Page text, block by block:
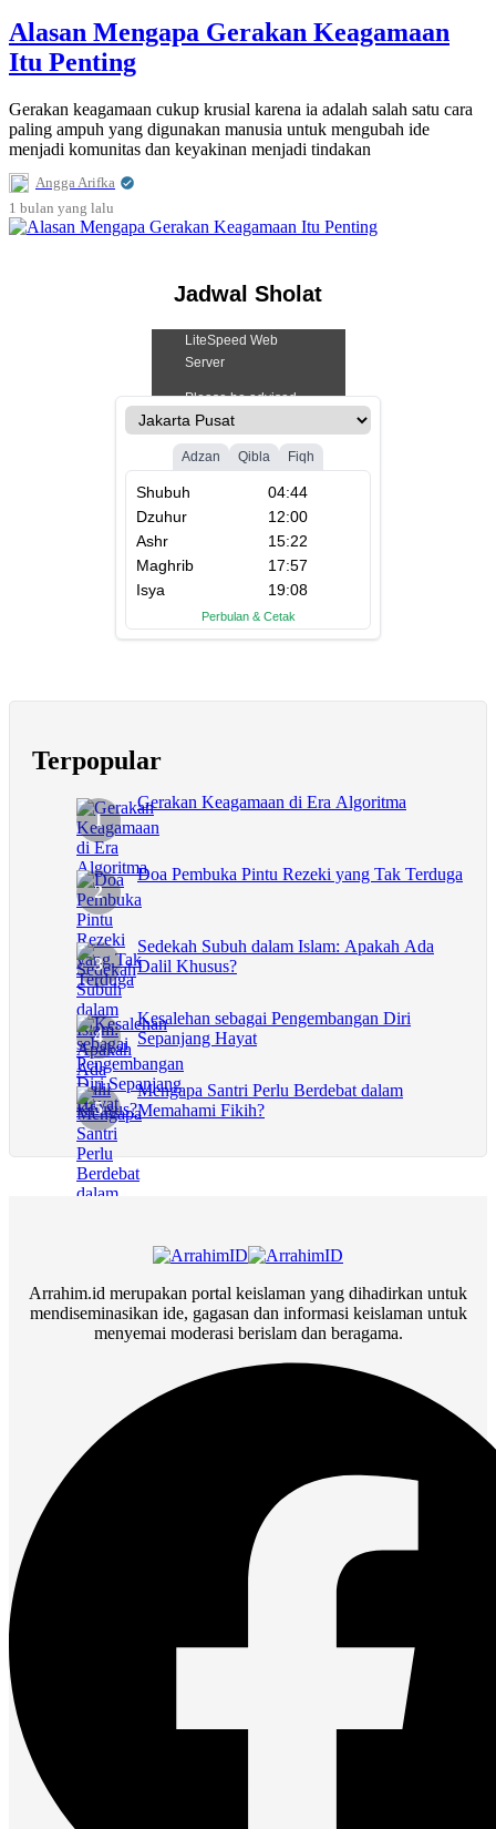
Alasan Mengapa Gerakan Keagamaan
Itu Penting
Gerakan keagamaan cukup krusial karena ia adalah salah satu cara
paling ampuh yang digunakan manusia untuk mengubah ide
menjadi komunitas dan keyakinan menjadi tindakan
Angga Arifka
1 bulan yang lalu
Jadwal Sholat
Terpopular
Gerakan Keagamaan di Era Algoritma
Doa Pembuka Pintu Rezeki yang Tak Terduga
Sedekah Subuh dalam Islam: Apakah Ada
Dalil Khusus?
Kesalehan sebagai Pengembangan Diri
Sepanjang Hayat
Mengapa Santri Perlu Berdebat dalam
Memahami Fikih?
Arrahim.id merupakan portal keislaman yang dihadirkan untuk
mendiseminasikan ide, gagasan dan informasi keislaman untuk
menyemai moderasi berislam dan beragama.